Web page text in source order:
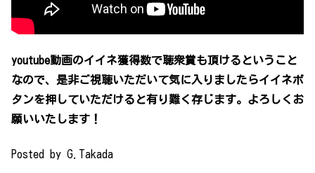
youtube動画のイイネ獲得数で聴衆賞も頂けるということ
なので、是非ご視聴いただいて気に入りましたらイイネボ
タンを押していただけると有り難く存じます。よろしくお
願いいたします！
Posted by G.Takada